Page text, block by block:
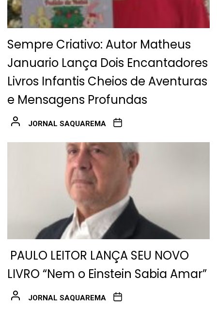
Sempre Criativo: Autor Matheus
Januario Lança Dois Encantadores
Livros Infantis Cheios de Aventuras
e Mensagens Profundas
JORNAL SAQUAREMA
PAULO LEITOR LANÇA SEU NOVO
LIVRO “Nem o Einstein Sabia Amar”
JORNAL SAQUAREMA